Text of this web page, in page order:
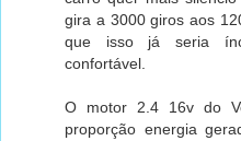
gira a 3000 giros aos
que isso já seria
confortável.
O motor 2.4 16v do
proporção energia